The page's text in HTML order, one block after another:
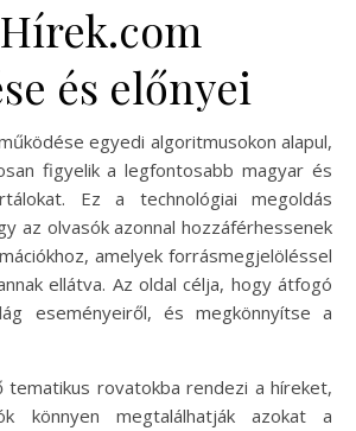
és előnyei
egyedi algoritmusokon alapul,
figyelik a legfontosabb magyar és
Ez a technológiai megoldás
az olvasók azonnal hozzáférhessenek
amelyek forrásmegjelöléssel
ellátva. Az oldal célja, hogy átfogó
eseményeiről, és megkönnyítse a
tematikus rovatokba rendezi a híreket,
könnyen megtalálhatják azokat a